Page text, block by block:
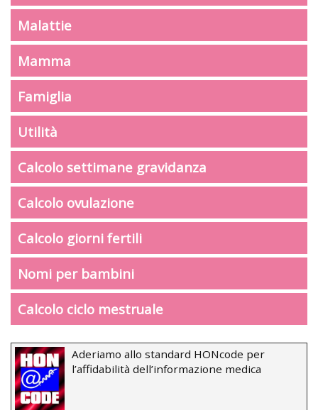
Malattie
Mamma
Famiglia
Utilità
Calcolo settimane gravidanza
Calcolo ovulazione
Calcolo giorni fertili
Nomi per bambini
Calcolo ciclo mestruale
Aderiamo allo standard HONcode per
l’affidabilità dell’informazione medica